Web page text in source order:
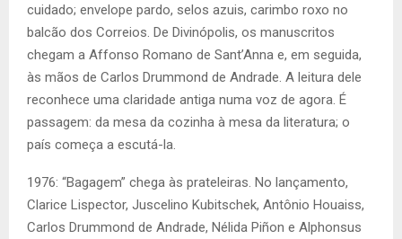
cuidado; envelope pardo, selos azuis, carimbo roxo no
balcão dos Correios. De Divinópolis, os manuscritos
chegam a Affonso Romano de Sant’Anna e, em seguida,
às mãos de Carlos Drummond de Andrade. A leitura dele
reconhece uma claridade antiga numa voz de agora. É
passagem: da mesa da cozinha à mesa da literatura; o
país começa a escutá-la.
1976: “Bagagem” chega às prateleiras. No lançamento,
Clarice Lispector, Juscelino Kubitschek, Antônio Houaiss,
Carlos Drummond de Andrade, Nélida Piñon e Alphonsus